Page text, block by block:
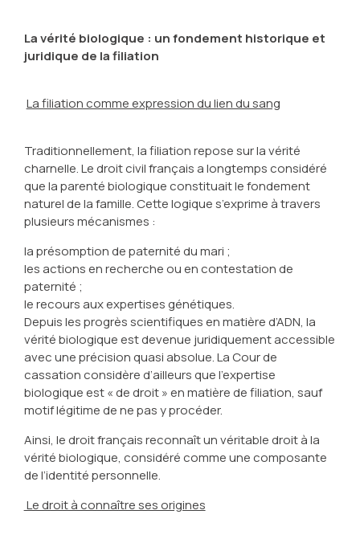
La vérité biologique : un fondement historique et
juridique de la filiation
La filiation comme expression du lien du sang
Traditionnellement, la filiation repose sur la vérité
charnelle. Le droit civil français a longtemps considéré
que la parenté biologique constituait le fondement
naturel de la famille. Cette logique s’exprime à travers
plusieurs mécanismes :
la présomption de paternité du mari ;
les actions en recherche ou en contestation de
paternité ;
le recours aux expertises génétiques.
Depuis les progrès scientifiques en matière d’ADN, la
vérité biologique est devenue juridiquement accessible
avec une précision quasi absolue. La Cour de
cassation considère d’ailleurs que l’expertise
biologique est « de droit » en matière de filiation, sauf
motif légitime de ne pas y procéder.
Ainsi, le droit français reconnaît un véritable droit à la
vérité biologique, considéré comme une composante
de l’identité personnelle.
Le droit à connaître ses origines